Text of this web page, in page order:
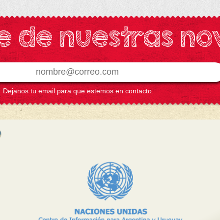
de nuestras
Dejanos tu email para que estemos en contacto.
Colaborador